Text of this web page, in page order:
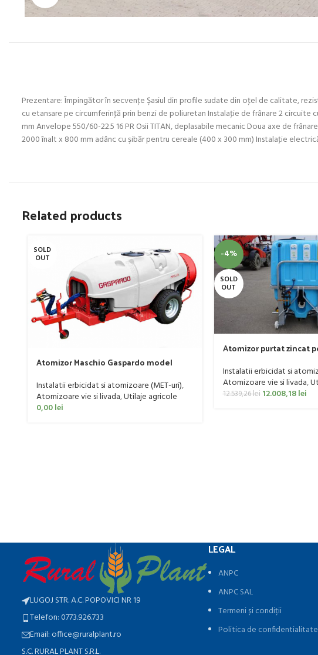
Prezentare: Împingător în secvenţe Şasiul din profile sudate din oţel de calitate,
cu etansare pe circumferinţă prin benzi de poliuretan Instalaţie de frânare 2 circuite
mm Anvelope 550/60-22.5 16 PR Osii TITAN, deplasabile mecanic Doua axe de
2000 înalt x 800 mm adânc cu şibăr pentru cereale (400 x 300 mm) Instalaţie
Related products
SOLD
OUT
Atomizor Maschio Gaspardo model
Instalatii erbicidat si atomizoare (MET-uri),
Atomizoare vie si livada,Utilaje agricole
0,00lei
-4%
SOLD
OUT
Atomizor purtat zincat
Instalatii erbicidat si
Atomizoare vie si livada,
12.539,26lei 12.008,18lei
LUGOJ STR. A.C. POPOVICI NR 19
Telefon: 0773.926.733
Email: office@ruralplant.ro
S.C. RURAL PLANT S.R.L.
LEGAL
ANPC
ANPC SAL
Termeni și condiții
Politica de confidentialitate